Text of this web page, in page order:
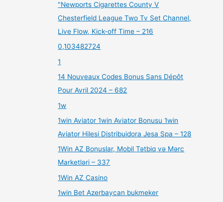
"Newports Cigarettes County V
Chesterfield League Two Tv Set Channel,
Live Flow, Kick-off Time – 216
0,103482724
1
14 Nouveaux Codes Bonus Sans Dépôt
Pour Avril 2024 – 682
1w
1win Aviator 1win Aviator Bonusu 1win
Aviator Hilesi Distribuidora Jesa Spa – 128
1Win AZ Bonuslar, Mobil Tətbiq və Mərc
Marketləri – 337
1Win AZ Casino
1win Bet Azerbaycan bukmeker